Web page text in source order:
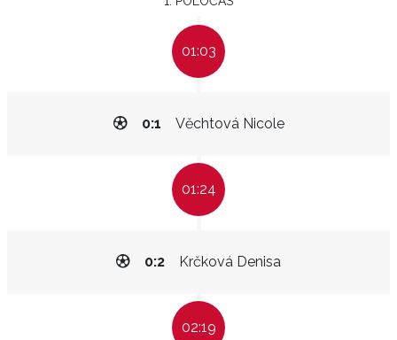
01:03
Věchtová Nicole
0:1
01:24
Krčková Denisa
0:2
02:19